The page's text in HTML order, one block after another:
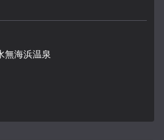
無海浜温泉